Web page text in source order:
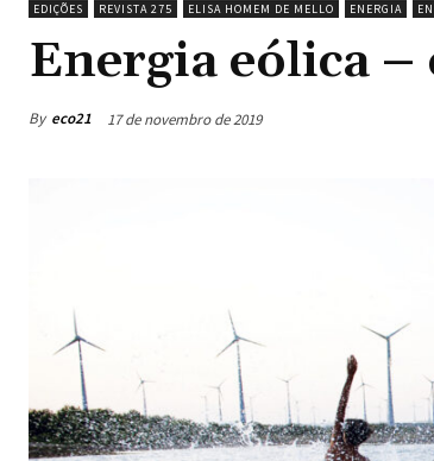
EDIÇÕES REVISTA 275 ELISA HOMEM DE MELLO ENERGIA
Energia eólica –
By eco21 17 de novembro de 2019